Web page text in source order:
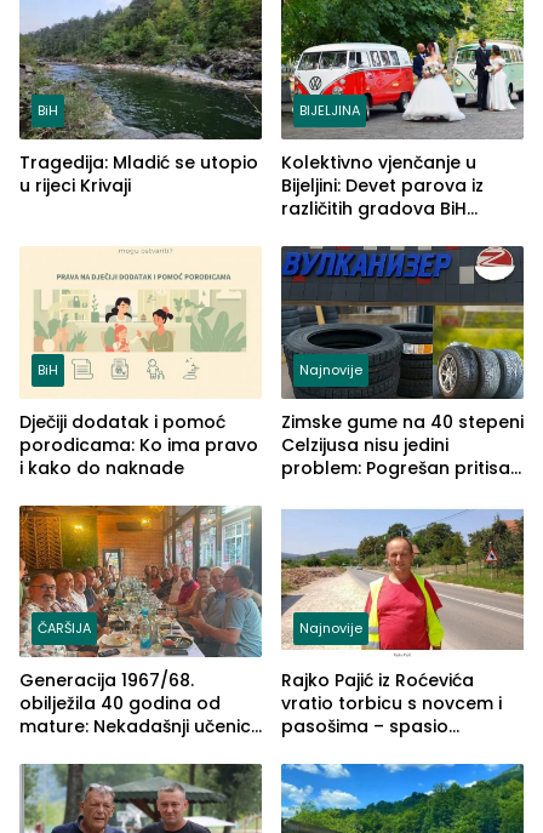
BiH
Tragedija: Mladić se utopio
u rijeci Krivaji
BIJELJINA
Kolektivno vjenčanje u
Bijeljini: Devet parova iz
različitih gradova BiH
BiH
Dječiji dodatak i pomoć
porodicama: Ko ima pravo
i kako do naknade
Najnovije
Zimske gume na 40 stepeni
Celzijusa nisu jedini
problem: Pogrešan pritisak
ČARŠIJA
Generacija 1967/68.
obilježila 40 godina od
mature: Nekadašnji učenici
(FOTO)
Najnovije
Rajko Pajić iz Roćevića
vratio torbicu s novcem i
pasošima – spasio
Grčkoj